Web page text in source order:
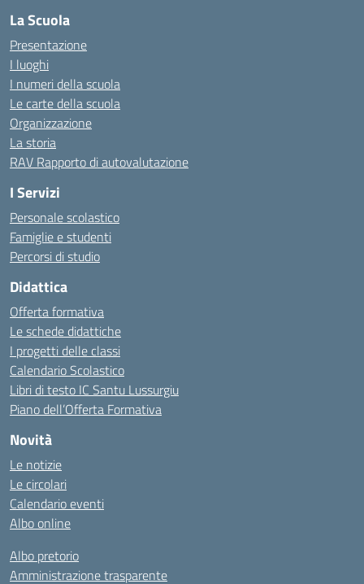
La Scuola
Presentazione
I luoghi
I numeri della scuola
Le carte della scuola
Organizzazione
La storia
RAV Rapporto di autovalutazione
I Servizi
Personale scolastico
Famiglie e studenti
Percorsi di studio
Didattica
Offerta formativa
Le schede didattiche
I progetti delle classi
Calendario Scolastico
Libri di testo IC Santu Lussurgiu
Piano dell’Offerta Formativa
Novità
Le notizie
Le circolari
Calendario eventi
Albo online
Albo pretorio
Amministrazione trasparente